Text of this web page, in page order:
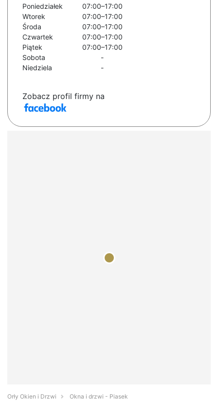
Poniedziałek
07:00–17:00
Wtorek
07:00–17:00
Środa
07:00–17:00
Czwartek
07:00–17:00
Piątek
07:00–17:00
Sobota
-
Niedziela
-
Zobacz profil firmy na
Orły Okien i Drzwi
Okna i drzwi - Piasek